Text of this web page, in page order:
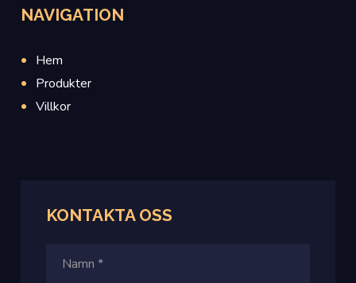
NAVIGATION
Hem
Produkter
Villkor
KONTAKTA OSS